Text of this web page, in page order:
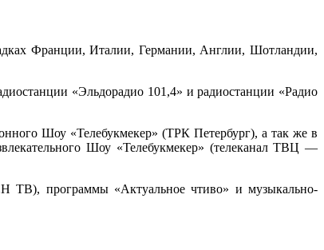
Франции, Италии, Германии, Англии, Шотландии,
«Эльдорадио 101,4» и радиостанции «Радио
Шоу «Телебукмекер» (ТРК Петербург), а так же в
Шоу «Телебукмекер» (телеканал ТВЦ —
ТВ), программы «Актуальное чтиво» и музыкально-